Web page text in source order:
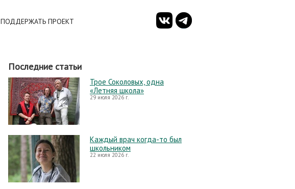
ПОДДЕРЖАТЬ ПРОЕКТ
Последние статьи
Трое Соколовых, одна
«Летняя школа»
29 июля 2026 г.
Каждый врач когда-то был
школьником
22 июля 2026 г.